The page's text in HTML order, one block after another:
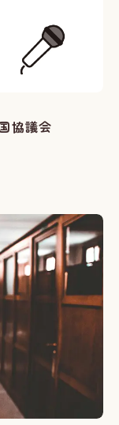
協議会